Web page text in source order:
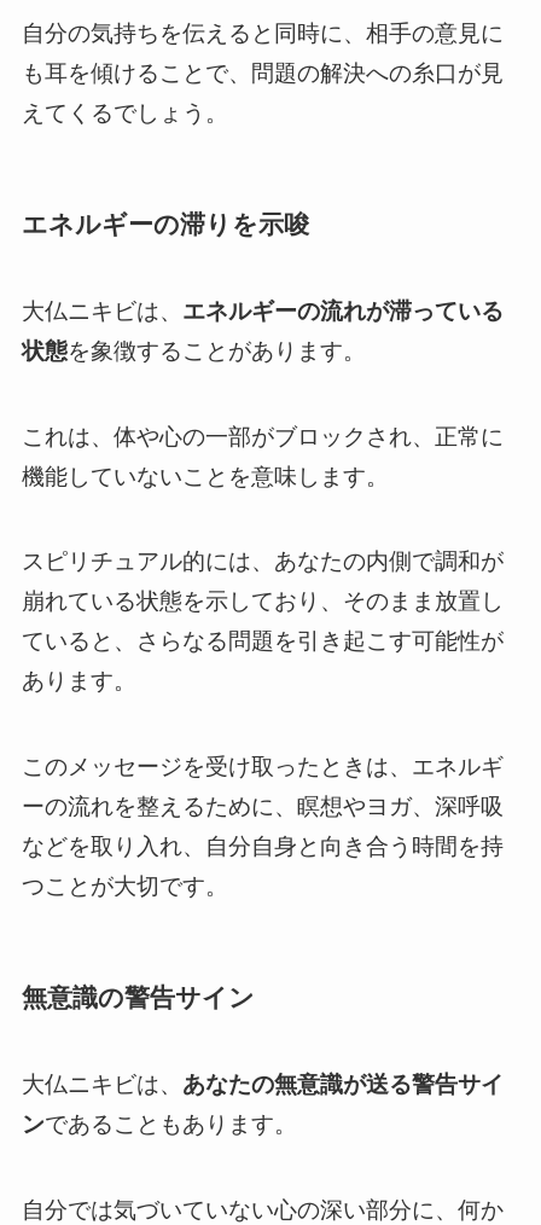
自分の気持ちを伝えると同時に、相手の意見に
も耳を傾けることで、問題の解決への糸口が見
えてくるでしょう。
エネルギーの滞りを示唆
大仏ニキビは、 エネルギーの流れが滞っている
状態を象徴することがあります。
これは、体や心の一部がブロックされ、正常に
機能していないことを意味します。
スピリチュアル的には、あなたの内側で調和が
崩れている状態を示しており、そのまま放置し
ていると、さらなる問題を引き起こす可能性が
あります。
このメッセージを受け取ったときは、エネルギ
ーの流れを整えるために、瞑想やヨガ、深呼吸
などを取り入れ、自分自身と向き合う時間を持
つことが大切です。
無意識の警告サイン
大仏ニキビは、 あなたの無意識が送る警告サイ
ンであることもあります。
自分では気づいていない心の深い部分に、何か